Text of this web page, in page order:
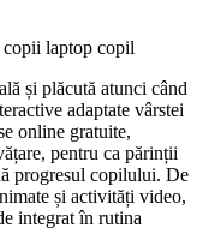
și plăcută atunci când
adaptate vârstei
online gratuite,
pentru ca părinții
progresul copilului. De
și activități video,
integrat în rutina